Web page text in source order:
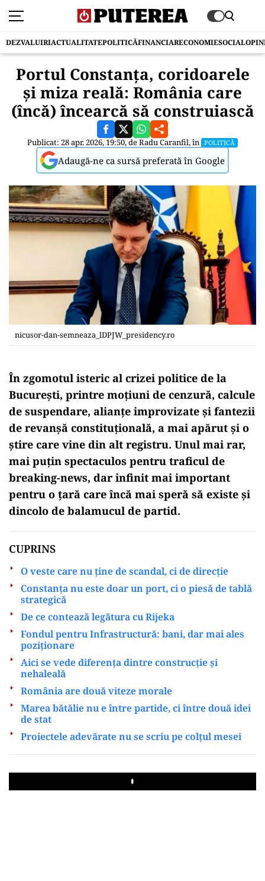
DEZVALUIRIACTUALITATEPOLITICĂFINANCIARECONOMIESOCIAL
Portul Constanța, coridoarele
și miza reală: România care
(încă) încearcă să construiască
Publicat: 28 apr. 2026, 19:50, deRadu Caranfil, în POLITICĂ
Adaugă-ne ca sursă preferată în Google
nicusor-dan-semneaza_lDPJW_presidency.ro
În zgomotul isteric al crizei politice de la
București, printre moțiuni de cenzură, calcule
de suspendare, alianțe improvizate și fantezii
de revanșă constituțională, a mai apărut și o
știre care vine din alt registru. Unul mai rar,
mai puțin spectaculos pentru traficul de
breaking-news, dar infinit mai important
pentru o țară care încă mai speră să existe și
dincolo de balamucul de partid.
CUPRINS
O veste care nu ține de scandal, ci de direcție
Constanța nu este doar un port, ci o piesă de tablă
strategică
De ce contează legătura cu Rijeka
Fondul pentru Infrastructură: bani, dar mai ales
poziționare
Aici se vede diferența dintre construcție și
nehaleală
România are două viteze morale
Marea bătălie nu e între partide, ci între două idei
de stat
Proiectele adevărate nu se scriu pe colțul mesei
Play